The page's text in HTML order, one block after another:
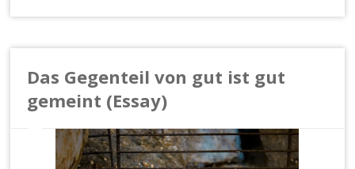
Das Gegenteil von gut ist gut
gemeint (Essay)